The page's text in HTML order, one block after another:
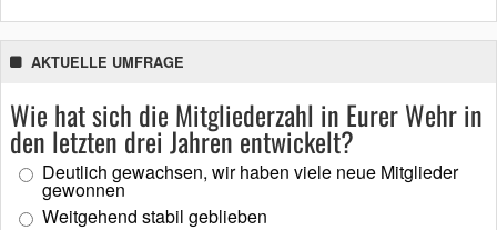
AKTUELLE UMFRAGE
Wie hat sich die Mitgliederzahl in Eurer Wehr in
den letzten drei Jahren entwickelt?
Deutlich gewachsen, wir haben viele neue Mitglieder
gewonnen
Weitgehend stabil geblieben